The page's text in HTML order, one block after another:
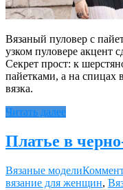
Вязаный пуловер с
узком пуловере акцент
Секрет прост: к
пайетками, а на спицах
вязка.
Читать далее
Платье в
Вязаные модели
вязание для женщин,